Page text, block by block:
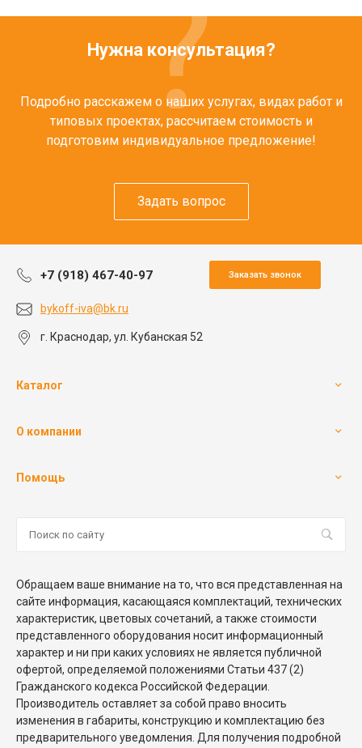
Нужна консультация?
Подробно расскажем о наших услугах, видах работ и
типовых проектах, рассчитаем стоимость и
подготовим индивидуальное предложение!
Задать вопрос
+7 (918) 467-40-97 Заказать звонок
bykoff-iva@bk.ru
г. Краснодар, ул. Кубанская 52
Каталог
О компании
Помощь
Обращаем ваше внимание на то, что вся представленная на
сайте информация, касающаяся комплектаций, технических
характеристик, цветовых сочетаний, а также стоимости
представленного оборудования носит информационный
характер и ни при каких условиях не является публичной
офертой, определяемой положениями Статьи 437 (2)
Гражданского кодекса Российской Федерации.
Производитель оставляет за собой право вносить
изменения в габариты, конструкцию и комплектацию без
предварительного уведомления. Для получения подробной